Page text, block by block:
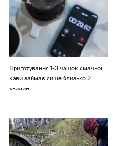
Приготування 1-3 чашок смачної
кави займає лише близько 2
хвилин.